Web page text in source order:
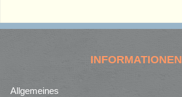
INFORMATIONEN
Allgemeines